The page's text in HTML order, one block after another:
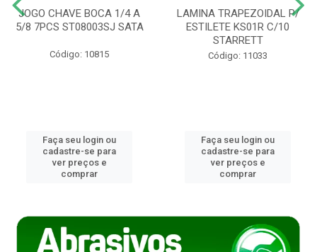
JOGO CHAVE BOCA 1/4 A
5/8 7PCS ST08003SJ SATA
Código: 10815
Faça seu login ou
cadastre-se para
ver preços e
comprar
LAMINA TRAPEZOIDAL P/
ESTILETE KS01R C/10
STARRETT
Código: 11033
Faça seu login ou
cadastre-se para
ver preços e
comprar